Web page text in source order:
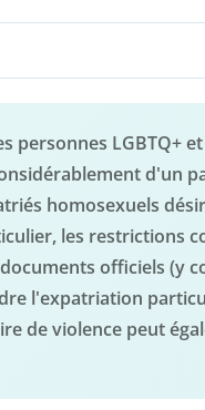
personnes LGBTQ+
d'un
homosexuels
les restrictions
officiels (y
l'expatriation
de violence peut